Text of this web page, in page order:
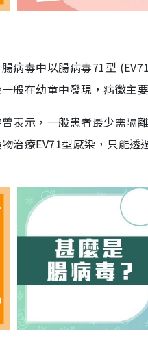
病毒中以腸病毒71型
般在幼童中發現，病徵主
表示，一般患者最少需隔
治療EV71型感染，只能